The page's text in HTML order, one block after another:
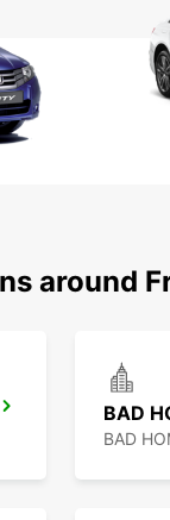
around
BAD
BAD